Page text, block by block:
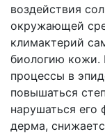
воздействия
окружающей
климактерий
биологию кожи.
процессы в
повышаться
нарушаться его
дерма,